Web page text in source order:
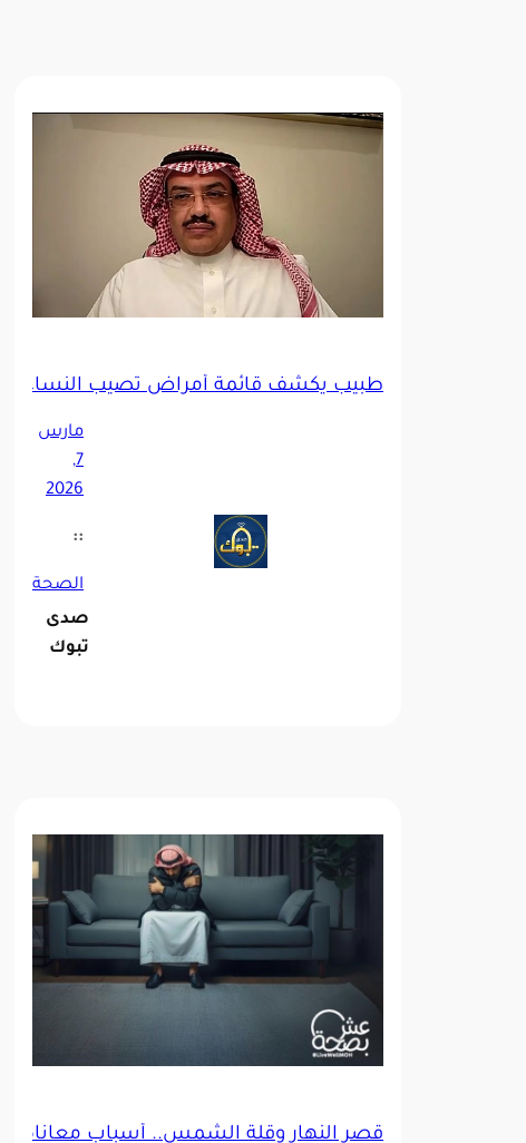
طبيب يكشف قائمة أمراض تصيب النساء
مارس
7,
2026
::
الصحة
صدى
تبوك
قصر النهار وقلة الشمس.. أسباب معاناة